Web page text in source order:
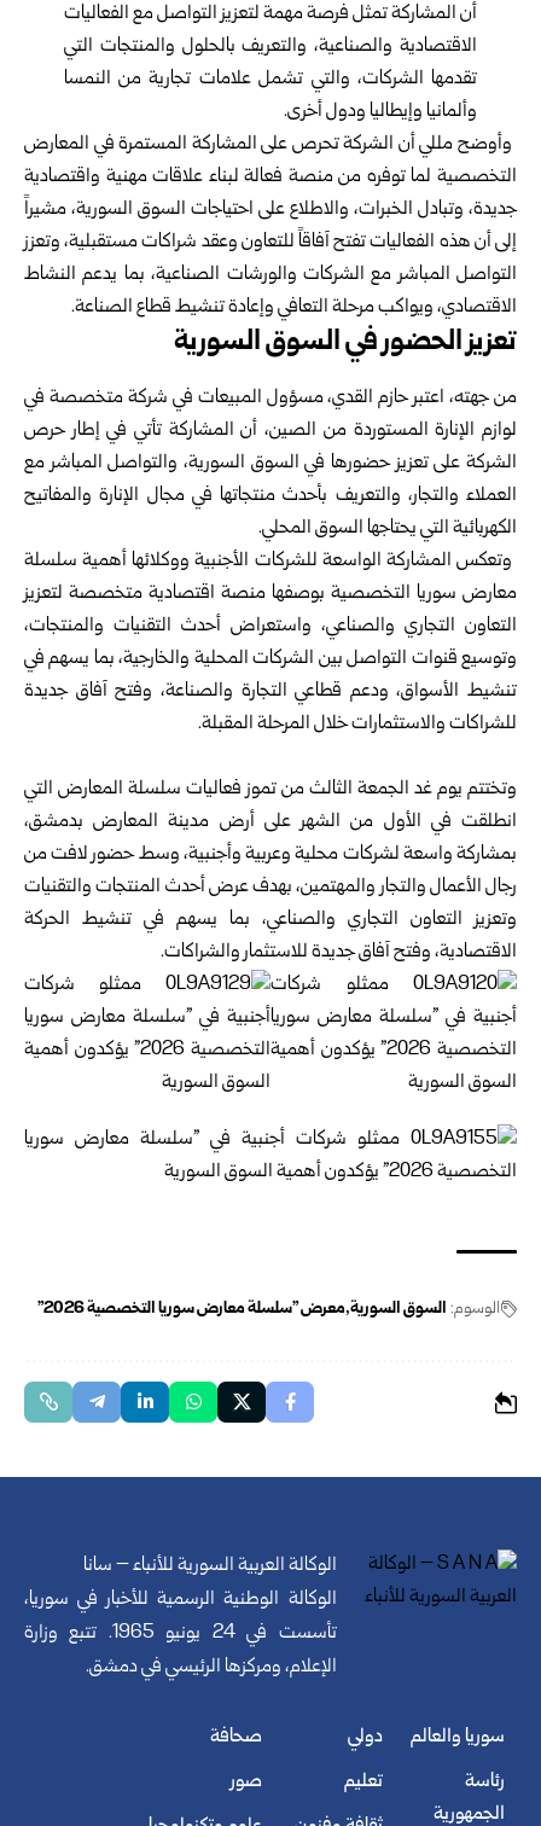
أن المشاركة تمثل فرصة مهمة لتعزيز التواصل مع الفعاليات
الاقتصادية والصناعية، والتعريف بالحلول والمنتجات التي
تقدمها الشركات، والتي تشمل علامات تجارية من النمسا
وألمانيا وإيطاليا ودول أخرى.
وأوضح مللي أن الشركة تحرص على المشاركة المستمرة في المعارض
التخصصية لما توفره من منصة فعالة لبناء علاقات مهنية واقتصادية
جديدة، وتبادل الخبرات، والاطلاع على احتياجات السوق السورية، مشيراً
إلى أن هذه الفعاليات تفتح آفاقاً للتعاون وعقد شراكات مستقبلية، وتعزز
التواصل المباشر مع الشركات والورشات الصناعية، بما يدعم النشاط
الاقتصادي، ويواكب مرحلة التعافي وإعادة تنشيط قطاع الصناعة.
تعزيز الحضور في السوق السورية
من جهته، اعتبر حازم القدي، مسؤول المبيعات في شركة متخصصة في
لوازم الإنارة المستوردة من الصين، أن المشاركة تأتي في إطار حرص
الشركة على تعزيز حضورها في السوق السورية، والتواصل المباشر مع
العملاء والتجار، والتعريف بأحدث منتجاتها في مجال الإنارة والمفاتيح
الكهربائية التي يحتاجها السوق المحلي.
وتعكس المشاركة الواسعة للشركات الأجنبية ووكلائها أهمية سلسلة
معارض سوريا التخصصية بوصفها منصة اقتصادية متخصصة لتعزيز
التعاون التجاري والصناعي، واستعراض أحدث التقنيات والمنتجات،
وتوسيع قنوات التواصل بين الشركات المحلية والخارجية، بما يسهم في
تنشيط الأسواق، ودعم قطاعي التجارة والصناعة، وفتح آفاق جديدة
للشراكات والاستثمارات خلال المرحلة المقبلة.
وتختتم يوم غد الجمعة الثالث من تموز فعاليات سلسلة المعارض التي
انطلقت في الأول من الشهر على أرض مدينة المعارض بدمشق،
بمشاركة واسعة لشركات محلية وعربية وأجنبية، وسط حضور لافت من
رجال الأعمال والتجار والمهتمين، بهدف عرض أحدث المنتجات والتقنيات
وتعزيز التعاون التجاري والصناعي، بما يسهم في تنشيط الحركة
الاقتصادية، وفتح آفاق جديدة للاستثمار والشراكات.
الوسوم: السوق السورية معرض "سلسلة معارض سوريا التخصصية 2026"
الوكالة العربية السورية للأنباء – سانا
الوكالة الوطنية الرسمية للأخبار في سوريا،
تأسست في 24 يونيو 1965. تتبع وزارة
الإعلام، ومركزها الرئيسي في دمشق.
سوريا والعالم
رئاسة
الجمهورية
دولي
تعليم
صحافة
صور